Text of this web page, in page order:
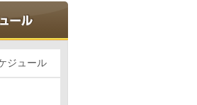
ジュール